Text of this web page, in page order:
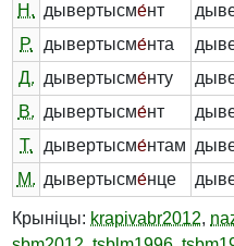
Н. дывертысме́нт
Р.
дывертысме́нта
Д. дывертысме́нту
В. дывертысме́нт
Т.
дывертысме́нтам
М. дывертысме́нце
Крыніцы: krapivabr2012,